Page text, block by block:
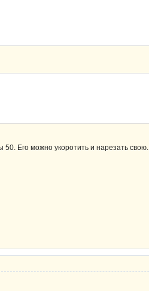
Его можно укоротить и нарезать свою.